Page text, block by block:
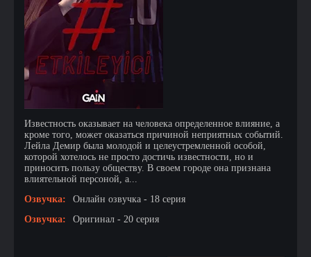
Известность оказывает на человека определенное влияние, а
кроме того, может оказаться причиной неприятных событий.
Лейла Демир была молодой и целеустремленной особой,
которой хотелось не просто достичь известности, но и
приносить пользу обществу. В своем городе она признана
влиятельной персоной, а...
Озвучка:
Онлайн озвучка - 18 серия
Озвучка:
Оригинал - 20 серия